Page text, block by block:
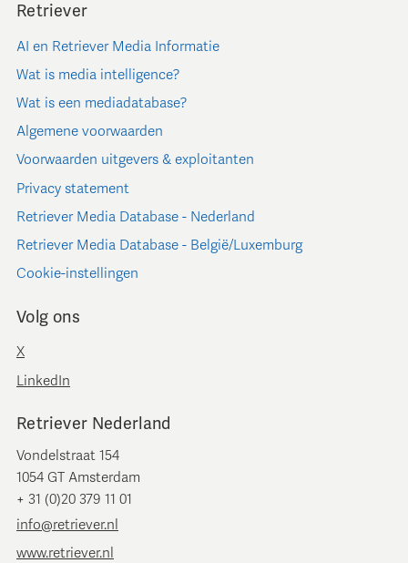
Retriever
AI en Retriever Media Informatie
Wat is media intelligence?
Wat is een mediadatabase?
Algemene voorwaarden
Voorwaarden uitgevers & exploitanten
Privacy statement
Retriever Media Database - Nederland
Retriever Media Database - België/Luxemburg
Cookie-instellingen
Volg ons
X
LinkedIn
Retriever Nederland
Vondelstraat 154
1054 GT Amsterdam
+ 31 (0)20 379 11 01
info@retriever.nl
www.retriever.nl